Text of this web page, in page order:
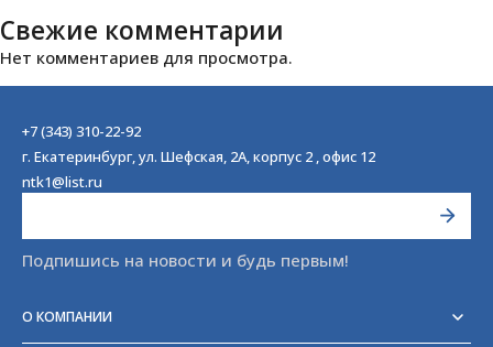
Свежие комментарии
Нет комментариев для просмотра.
+7 (343) 310-22-92
г. Екатеринбург, ул. Шефская, 2А, корпус 2 , офис 12
ntk1@list.ru
Подпишись на новости и будь первым!
О КОМПАНИИ